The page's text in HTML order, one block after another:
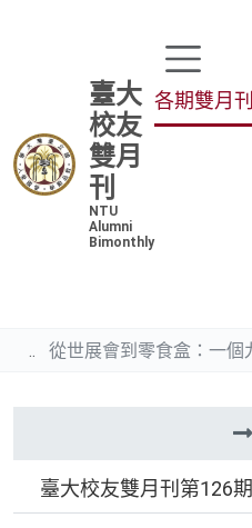
臺大
校友
雙月
刊
NTU
Alumni
Bimonthly
各期雙月刊
從世展會到零食盒：一
臺大校友雙月刊第126期